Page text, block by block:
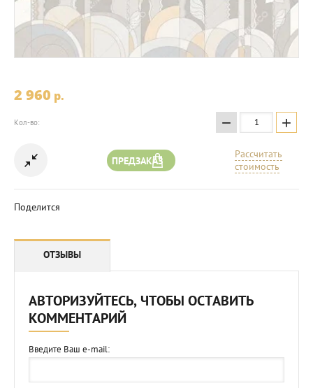
2 960 p.
Кол-во: − +
ПРЕДЗАКАЗ
Рассчитать
стоимость
Поделится
ОТЗЫВЫ
АВТОРИЗУЙТЕСЬ, ЧТОБЫ ОСТАВИТЬ
КОММЕНТАРИЙ
Введите Ваш e-mail: